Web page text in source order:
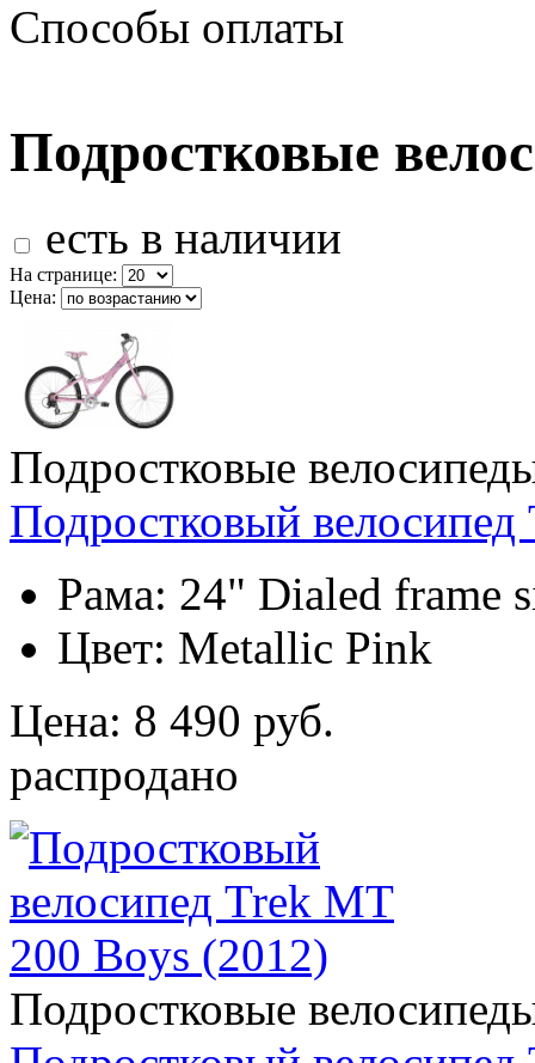
Способы оплаты
Подростковые
есть в наличии
На странице:
Цена:
Подростковые
Подростковый
Рама: 24" Dialed frame
Цвет: Metallic Pink
Цена: 8 490 руб.
распродано
Подростковые